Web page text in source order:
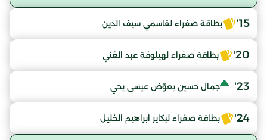
15' بطاقة صفراء لقاسمي سيف الدين
20' بطاقة صفراء لهيلوفة عبد الغني
23' جمال حسين يعوّض عيسى يحي
24' بطاقة صفراء لبكاير ابراهيم الخليل